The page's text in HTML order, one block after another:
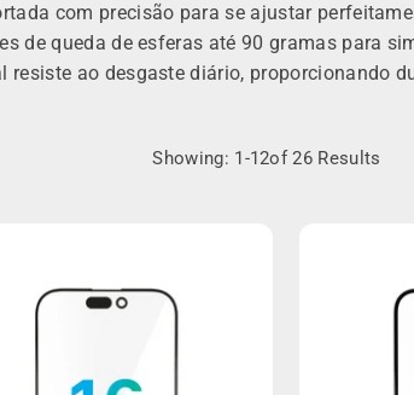
com precisão para se ajustar
de queda de esferas até 90 gramas para
ao desgaste diário, proporcionando
Showing: 1-12of 26 Results